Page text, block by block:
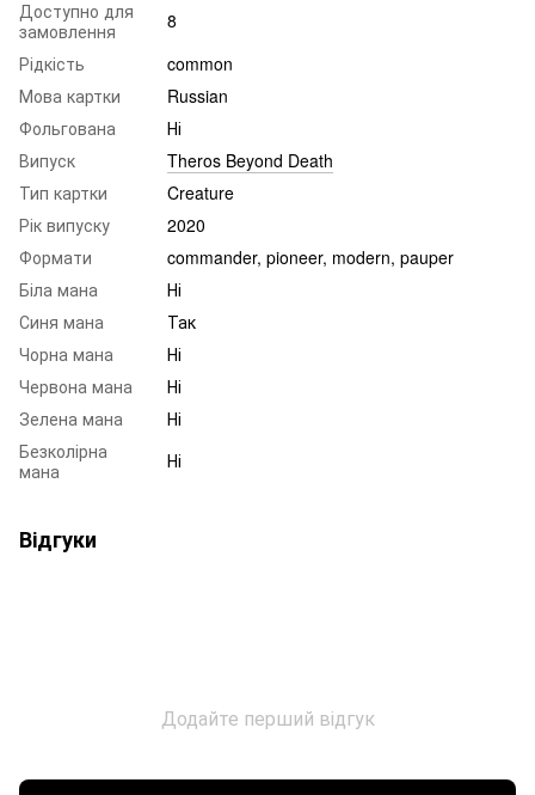
Доступно для
замовлення
8
Рідкість
common
Мова картки
Russian
Фольгована
Ні
Випуск
Theros Beyond Death
Тип картки
Creature
Рік випуску
2020
Формати
commander, pioneer, modern, pauper
Біла мана
Ні
Синя мана
Так
Чорна мана
Ні
Червона мана
Ні
Зелена мана
Ні
Безколірна
мана
Ні
Відгуки
Додайте перший відгук